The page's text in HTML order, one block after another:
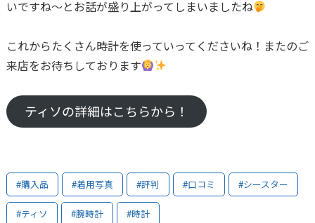
いですね〜とお話が盛り上がってしまいましたね
これからたくさん時計を使っていってくださいね！またのご
来店をお待ちしております
ティソの詳細はこちらから！
#購入品 #着用写真 #評判 #口コミ #シースター
#ティソ #腕時計 #時計